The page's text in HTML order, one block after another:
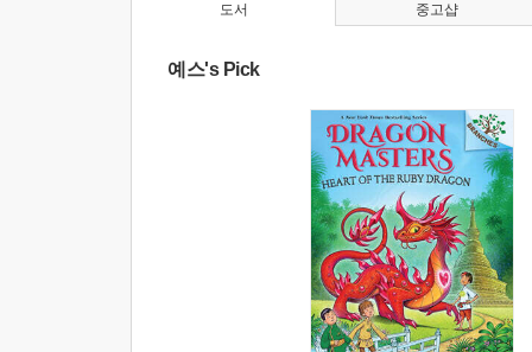
도서
예스's Pick
중고샵